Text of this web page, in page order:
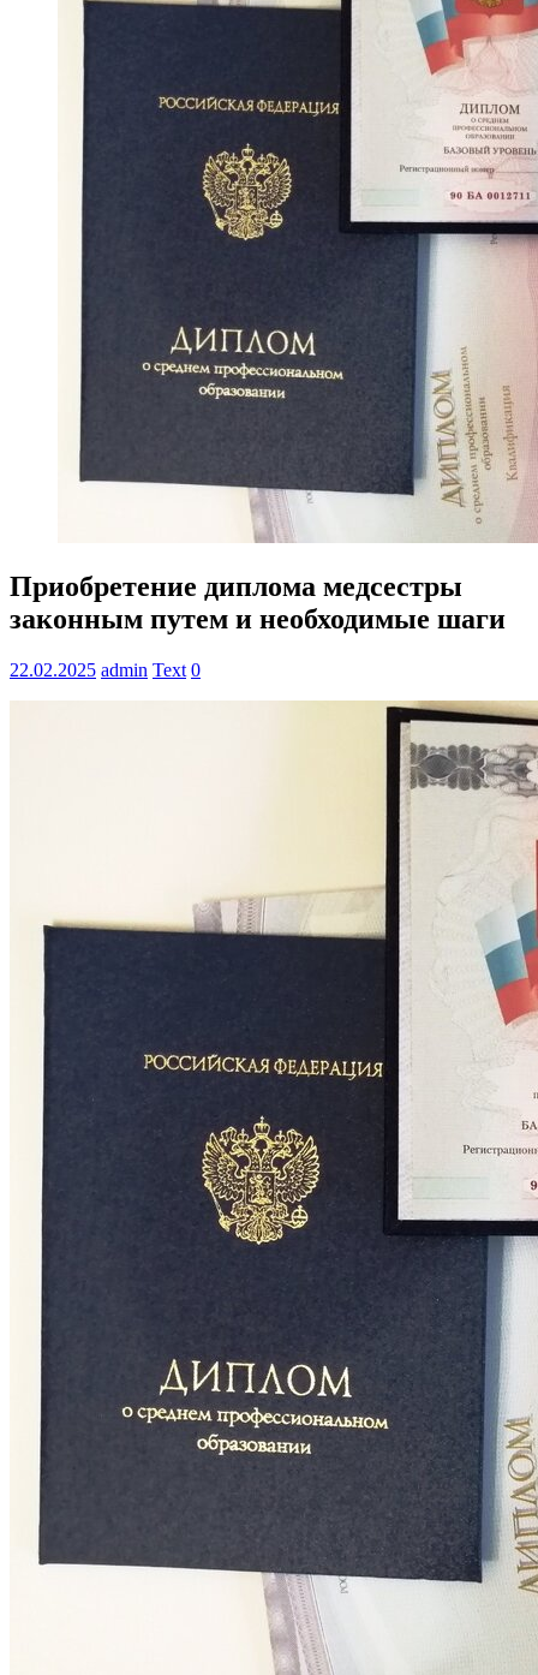
Приобретение диплома медсестры
законным путем и необходимые шаги
22.02.2025 admin Text 0